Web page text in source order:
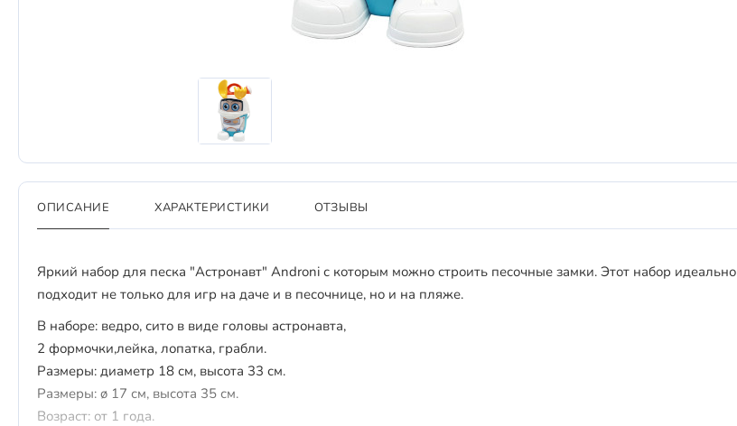
ОПИСАНИЕ ХАРАКТЕРИСТИКИ ОТЗЫВЫ
Яркий набор для песка "Астронавт" Androni с которым можно строить песочные замки. Этот набор идеально
подходит не только для игр на даче и в песочнице, но и на пляже.
В наборе: ведро, сито в виде головы астронавта,
2 формочки,лейка, лопатка, грабли.
Размеры: диаметр 18 см, высота 33 см.
Размеры: ø 17 см, высота 35 см.
Возраст: от 1 года.